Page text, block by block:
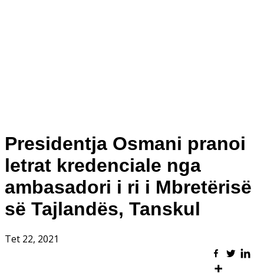
Presidentja Osmani pranoi
letrat kredenciale nga
ambasadori i ri i Mbretërisë
së Tajlandës, Tanskul
Tet 22, 2021